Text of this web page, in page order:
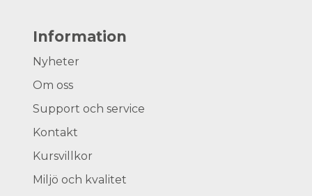
Information
Nyheter
Om oss
Support och service
Kontakt
Kursvillkor
Miljö och kvalitet